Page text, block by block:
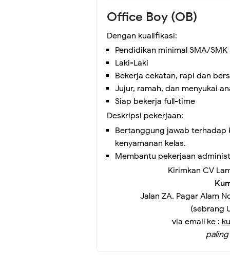
Office Boy (OB)
Dengan kualifikasi:
Pendidikan minimal SMA/SMK
Laki-Laki
Bekerja cekatan, rapi dan
Jujur, ramah, dan menyukai
Siap bekerja full-time
Deskripsi pekerjaan:
Bertanggung jawab terhadap
kenyamanan kelas.
Membantu pekerjaan
Kirimkan CV
Jalan ZA. Pagar Alam
(sebrang
via email ke :